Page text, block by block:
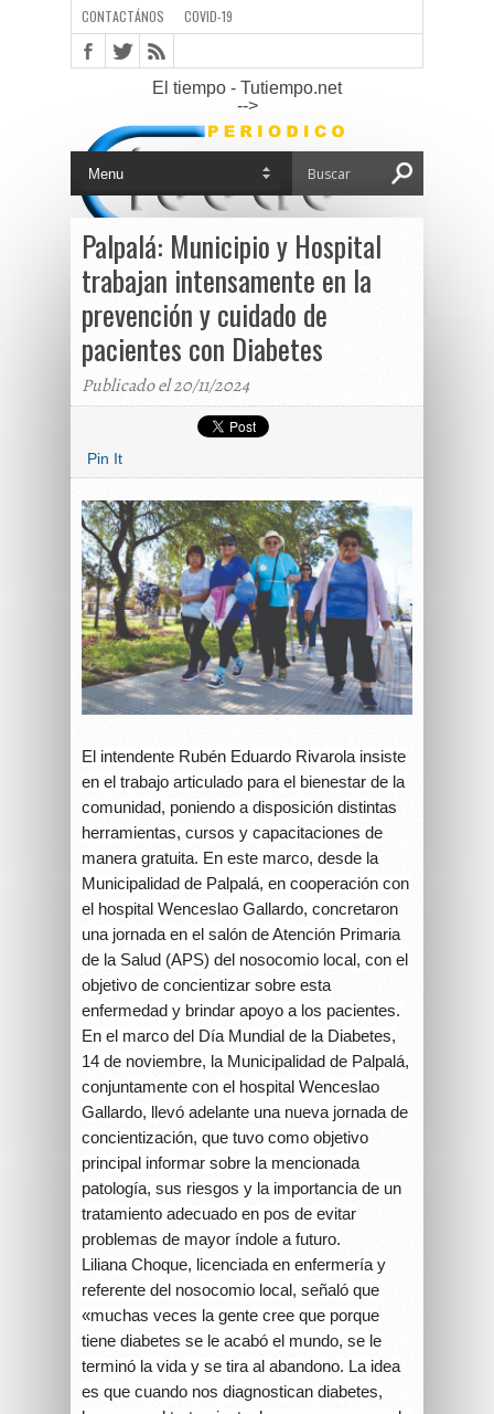
CONTACTÁNOS COVID-19
El tiempo - Tutiempo.net
-->
Palpalá: Municipio y Hospital
trabajan intensamente en la
prevención y cuidado de
pacientes con Diabetes
Publicado el 20/11/2024
Pin It
El intendente Rubén Eduardo Rivarola insiste
en el trabajo articulado para el bienestar de la
comunidad, poniendo a disposición distintas
herramientas, cursos y capacitaciones de
manera gratuita. En este marco, desde la
Municipalidad de Palpalá, en cooperación con
el hospital Wenceslao Gallardo, concretaron
una jornada en el salón de Atención Primaria
de la Salud (APS) del nosocomio local, con el
objetivo de concientizar sobre esta
enfermedad y brindar apoyo a los pacientes.
En el marco del Día Mundial de la Diabetes,
14 de noviembre, la Municipalidad de Palpalá,
conjuntamente con el hospital Wenceslao
Gallardo, llevó adelante una nueva jornada de
concientización, que tuvo como objetivo
principal informar sobre la mencionada
patología, sus riesgos y la importancia de un
tratamiento adecuado en pos de evitar
problemas de mayor índole a futuro.
Liliana Choque, licenciada en enfermería y
referente del nosocomio local, señaló que
«muchas veces la gente cree que porque
tiene diabetes se le acabó el mundo, se le
terminó la vida y se tira al abandono. La idea
es que cuando nos diagnostican diabetes,